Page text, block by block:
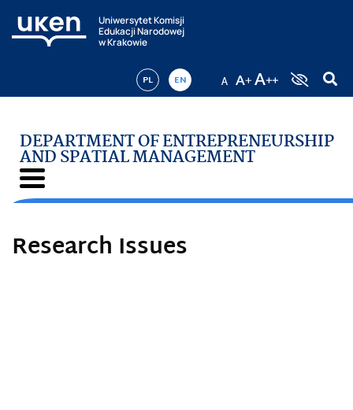
Uniwersytet Komisji
Edukacji Narodowej
w Krakowie
PL EN
DEPARTMENT OF ENTREPRENEURSHIP
AND SPATIAL MANAGEMENT
Research Issues